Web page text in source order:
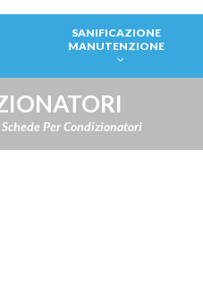
SANIFICAZIONE
MANUTENZIONE
Schede Per Condizionatori